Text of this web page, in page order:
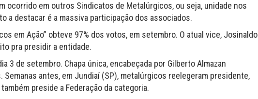
ocorrido em outros Sindicatos de Metalúrgicos, ou seja, unidade nos
a destacar é a massiva participação dos associados.
em Ação” obteve 97% dos votos, em setembro. O atual vice, Josinaldo
pra presidir a entidade.
3 de setembro. Chapa única, encabeçada por Gilberto Almazan
Semanas antes, em Jundiaí (SP), metalúrgicos reelegeram presidente,
preside a Federação da categoria.